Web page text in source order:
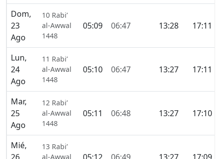
Dom,
23
Ago
10 Rabi’
al-Awwal
1448
05:09 06:47 13:28 17:11
Lun,
24
Ago
11 Rabi’
al-Awwal
1448
05:10 06:47 13:27 17:11
Mar,
25
Ago
12 Rabi’
al-Awwal
1448
05:11 06:48 13:27 17:10
Mié,
13 Rabi’
al-Awwal